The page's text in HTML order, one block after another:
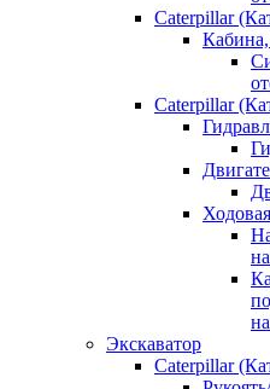
Caterpillar
Caterpillar
Экскаватор
Caterpillar